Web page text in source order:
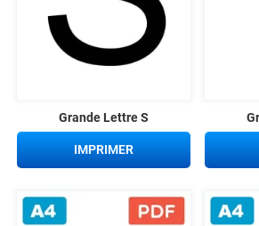
Grande Lettre S
IMPRIMER